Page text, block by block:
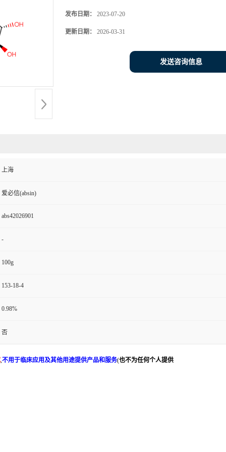
发布日期： 2023-07-20
更新日期： 2026-03-31
发送咨询信息
上海
爱必信(absin)
abs42026901
-
100g
153-18-4
0.98%
否
,不用于临床应用及其他用途提供产品和服务(也不为任何个人提供